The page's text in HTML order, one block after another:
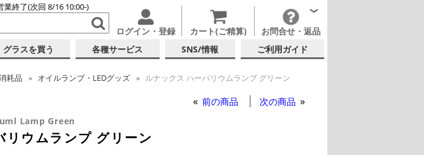
業終了(次回 8/16 10:00-)
ログイン・登録 カート(ご精算) お問合せ・返品
グラスを買う 各種サービス SNS/情報 ご利用ガイド
耗品 オイルランプ・LEDグッズ ルナックス ハーバリウムランプ グリーン
前の商品 次の商品
Lamp Green
リウムランプ グリーン